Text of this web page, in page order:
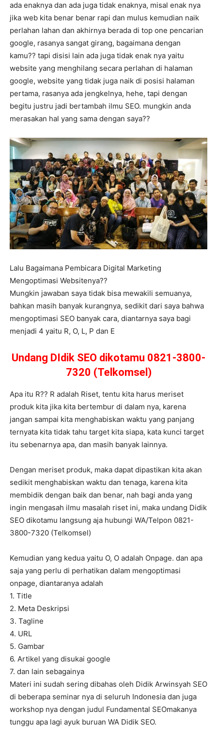
ada enaknya dan ada juga tidak enaknya, misal enak nya
jika web kita benar benar rapi dan mulus kemudian naik
perlahan lahan dan akhirnya berada di top one pencarian
google, rasanya sangat girang, bagaimana dengan
kamu?? tapi disisi lain ada juga tidak enak nya yaitu
website yang menghilang secara perlahan di halaman
google, website yang tidak juga naik di posisi halaman
pertama, rasanya ada jengkelnya, hehe, tapi dengan
begitu justru jadi bertambah ilmu SEO. mungkin anda
merasakan hal yang sama dengan saya??
Lalu Bagaimana Pembicara Digital Marketing
Mengoptimasi Websitenya??
Mungkin jawaban saya tidak bisa mewakili semuanya,
bahkan masih banyak kurangnya, sedikit dari saya bahwa
mengoptimasi SEO banyak cara, diantarnya saya bagi
menjadi 4 yaitu R, O, L, P dan E
Undang DIdik SEO dikotamu 0821-3800-
7320 (Telkomsel)
Apa itu R?? R adalah Riset, tentu kita harus meriset
produk kita jika kita bertembur di dalam nya, karena
jangan sampai kita menghabiskan waktu yang panjang
ternyata kita tidak tahu target kita siapa, kata kunci target
itu sebenarnya apa, dan masih banyak lainnya.
Dengan meriset produk, maka dapat dipastikan kita akan
sedikit menghabiskan waktu dan tenaga, karena kita
membidik dengan baik dan benar, nah bagi anda yang
ingin mengasah ilmu masalah riset ini, maka undang Didik
SEO dikotamu langsung aja hubungi WA/Telpon 0821-
3800-7320 (Telkomsel)
Kemudian yang kedua yaitu O, O adalah Onpage. dan apa
saja yang perlu di perhatikan dalam mengoptimasi
onpage, diantaranya adalah
1. Title
2. Meta Deskripsi
3. Tagline
4. URL
5. Gambar
6. Artikel yang disukai google
7. dan lain sebagainya
Materi ini sudah sering dibahas oleh Didik Arwinsyah SEO
di beberapa seminar nya di seluruh Indonesia dan juga
workshop nya dengan judul Fundamental SEOmakanya
tunggu apa lagi ayuk buruan WA Didik SEO.